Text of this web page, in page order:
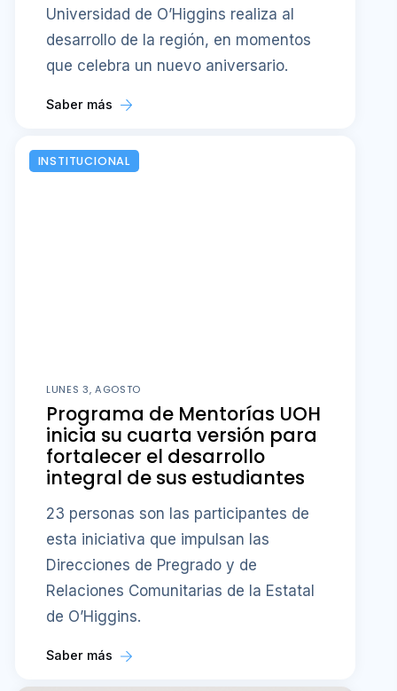
Universidad de O’Higgins realiza al
desarrollo de la región, en momentos
que celebra un nuevo aniversario.
Saber más
INSTITUCIONAL
LUNES 3, AGOSTO
Programa de Mentorías UOH
inicia su cuarta versión para
fortalecer el desarrollo
integral de sus estudiantes
23 personas son las participantes de
esta iniciativa que impulsan las
Direcciones de Pregrado y de
Relaciones Comunitarias de la Estatal
de O’Higgins.
Saber más